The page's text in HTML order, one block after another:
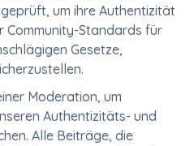
um ihre Authentizität
Community-Standards für
Gesetze,
Moderation, um
Authentizitäts- und
Alle Beiträge, die